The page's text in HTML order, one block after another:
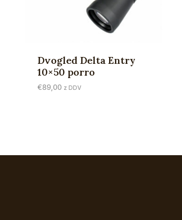
Dvogled Delta Entry
10×50 porro
€89,00 z DDV